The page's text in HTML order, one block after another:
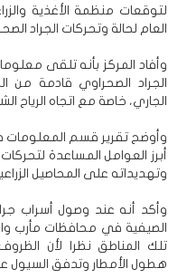
لتوقعات منظمة الأغذية
العام لحالة وتحركات الجراد
وأفاد المركز بأنه تلقى
الجاري، خاصة مع اتجاه الرياح
وأوضح تقرير قسم المعلومات
أبرز العوامل المساعدة
وتهديداته على المحاصيل
وأكد أنه عند وصول أسراب
الصيفية في محافظات مأرب
تلك المناطق نظرا لأن الظروف
هطول الأمطار وتدفق السيول